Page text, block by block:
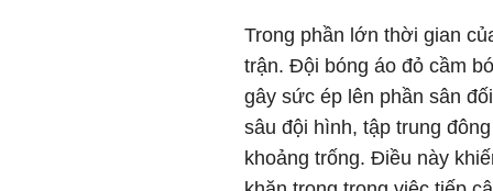
Trong phần lớn thời gian
trận. Đội bóng áo đỏ cầm
gây sức ép lên phần sân
sâu đội hình, tập trung
khoảng trống. Điều này